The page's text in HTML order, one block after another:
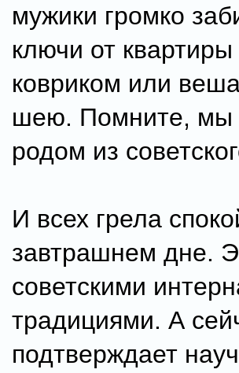
мужики громко
ключи от
ковриком или
шею. Помните, мы
родом из
И всех грела
завтрашнем дне.
советскими
традициями. А
подтверждает